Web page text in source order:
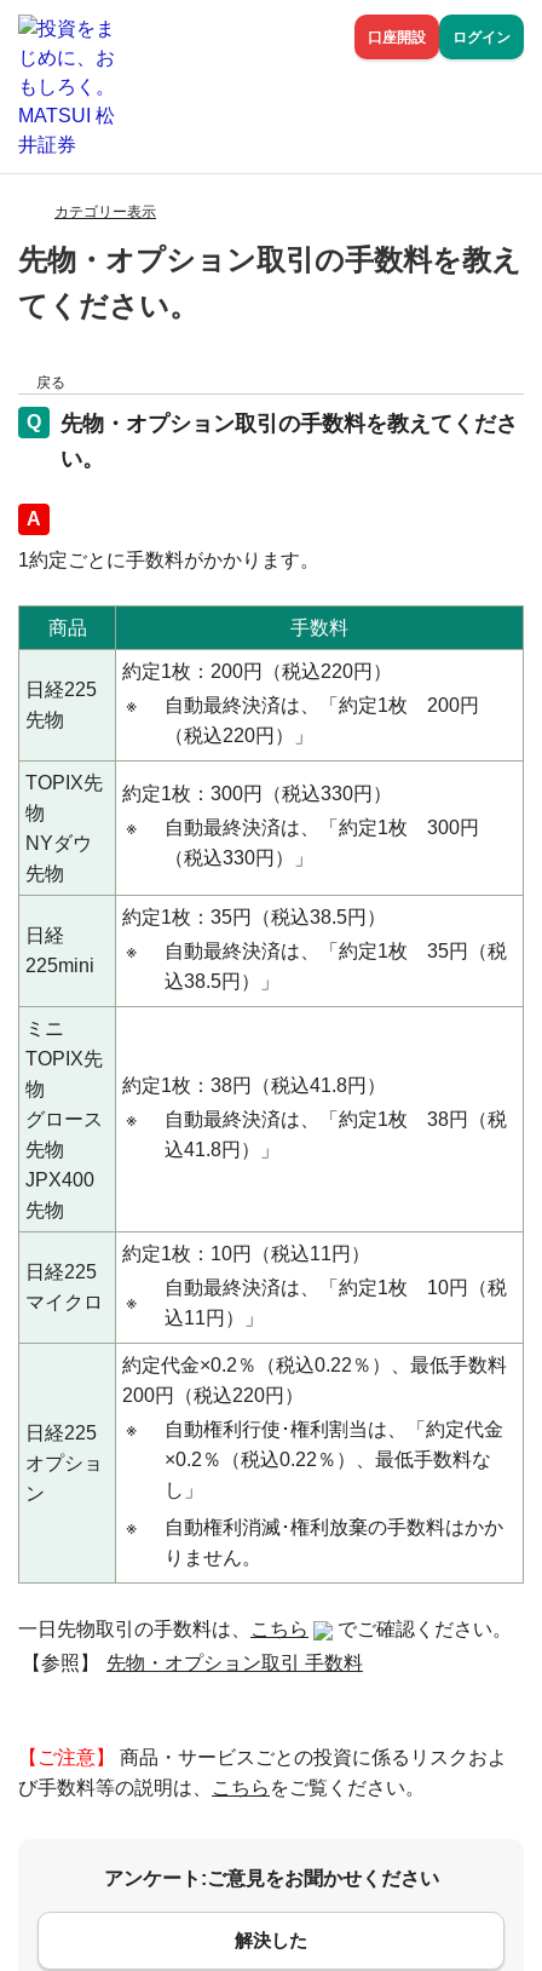
口座開設 ログイン
カテゴリー表示
先物・オプション取引の手数料を教え
てください。
戻る
先物・オプション取引の手数料を教えてくださ
い。
回答
1約定ごとに手数料がかかります。
商品 手数料
日経225
先物
約定1枚：200円（税込220円）
※
自動最終決済は、「約定1枚 200円
（税込220円）」
TOPIX先
物
NYダウ
先物
約定1枚：300円（税込330円）
※
自動最終決済は、「約定1枚 300円
（税込330円）」
日経
225mini
約定1枚：35円（税込38.5円）
※
自動最終決済は、「約定1枚 35円（税
込38.5円）」
ミニ
TOPIX先
物
グロース
先物
JPX400
先物
約定1枚：38円（税込41.8円）
※
自動最終決済は、「約定1枚 38円（税
込41.8円）」
日経225
マイクロ
約定1枚：10円（税込11円）
※
自動最終決済は、「約定1枚 10円（税
込11円）」
日経225
オプショ
ン
約定代金×0.2％（税込0.22％）、最低手数料
200円（税込220円）
※
自動権利行使･権利割当は、「約定代金
×0.2％（税込0.22％）、最低手数料な
し」
※
自動権利消滅･権利放棄の手数料はかか
りません。
一日先物取引の手数料は、 こちら
でご確認ください。
【参照】
先物・オプション取引 手数料
【ご注意】
商品・サービスごとの投資に係るリスクおよ
び手数料等の説明は、
こちら をご覧ください。
アンケート:ご意見をお聞かせください
解決した
コメント